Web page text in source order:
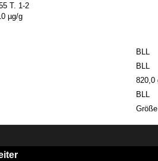
T. 1-2
µg/g
BLL
BLL
820,0
BLL